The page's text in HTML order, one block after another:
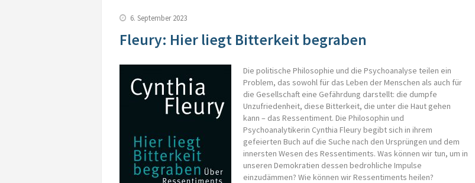
6. September 2023
Fleury: Hier liegt Bitterkeit begraben
Die politische Philosophie und die Psychoanalyse teilen ein
Problem, das sowohl für das Leben der Menschen als auch für
die Gesellschaft eine Gefährdung darstellt: die dumpfe
Unzufriedenheit, diese Bitterkeit, die unter die Haut gehen
kann – das Ressentiment. Die Philosophin und
Psychoanalytikerin Cynthia Fleury begibt sich in ihrem
gefeierten Buch auf die Suche nach den Ursprüngen und dem
innersten Wesen des Ressentiments. Was können wir tun, um in
unseren Demokratien dessen bedrohliche Impulse
einzudämmen? Wie können wir Ressentiments heilen?